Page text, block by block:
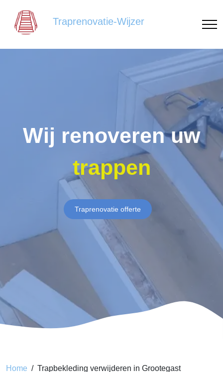
Traprenovatie-Wijzer
Wij renoveren uw
trappen
Traprenovatie offerte
Home Trapbekleding verwijderen in Grootegast